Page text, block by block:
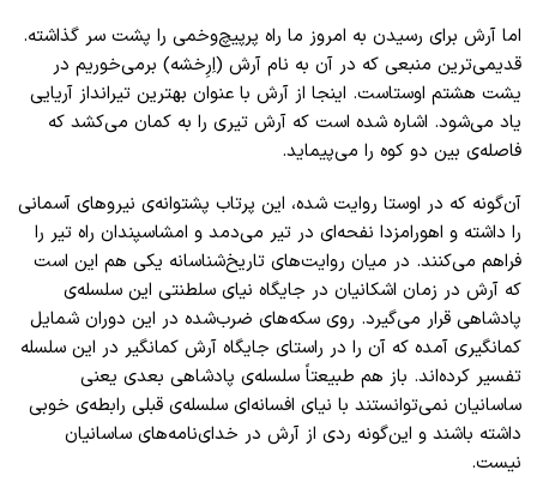
اما آرش برای رسیدن به امروز ما راه پرپیچ‌وخمی را پشت سر ‌گذاشته.
قدیمی‌ترین منبعی که در آن به نام آرش (اِرِخشه) برمی‌خوریم در
یشت هشتم اوستاست. اینجا از آرش با عنوان بهترین تیر‌انداز آریایی
یاد می‌شود. اشاره شده است که آرش تیری را به کمان می‌کشد که
فاصله‌ی بین دو کوه را می‌پیماید.
آن‌گونه‌ که در اوستا روایت شده، این پرتاب پشتوانه‌ی نیرو‌های آسمانی
را داشته و اهورامزدا نفحه‌ای در تیر می‌دمد و امشاسپندان راه تیر را
فراهم می‌کنند. در میان روایت‌های تاریخ‌شناسانه یکی هم این است
که آرش در زمان اشکانیان در جایگاه نیای سلطنتی این سلسله‌ی
پادشاهی قرار می‌گیرد. روی سکه‌های ضرب‌شده در این دوران شمایل
کمانگیری آمده که آن را در راستای جایگاه آرش کمانگیر در این سلسله‌
تفسیر کرده‌اند. باز هم طبیعتاً سلسله‌ی پادشاهی بعدی یعنی
ساسانیان نمی‌توانستند با نیای افسانه‌ای سلسله‌ی قبلی رابطه‌ی خوبی
داشته باشند و این‌گونه ردی از آرش در خدای‌نامه‌های ساسانیان
نیست.